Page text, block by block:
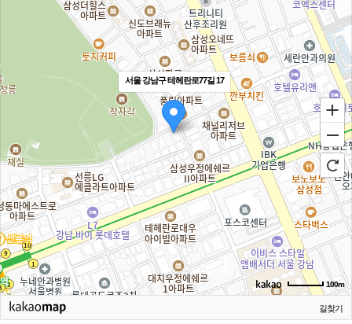
서울 강남구 테헤란로77길 17
100m
길찾기